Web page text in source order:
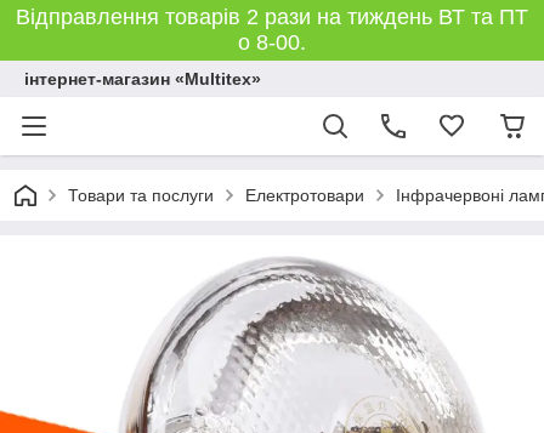
Відправлення товарів 2 рази на тиждень ВТ та ПТ
о 8-00.
інтернет-магазин «Multitex»
Товари та послуги Електротовари Інфрачервоні